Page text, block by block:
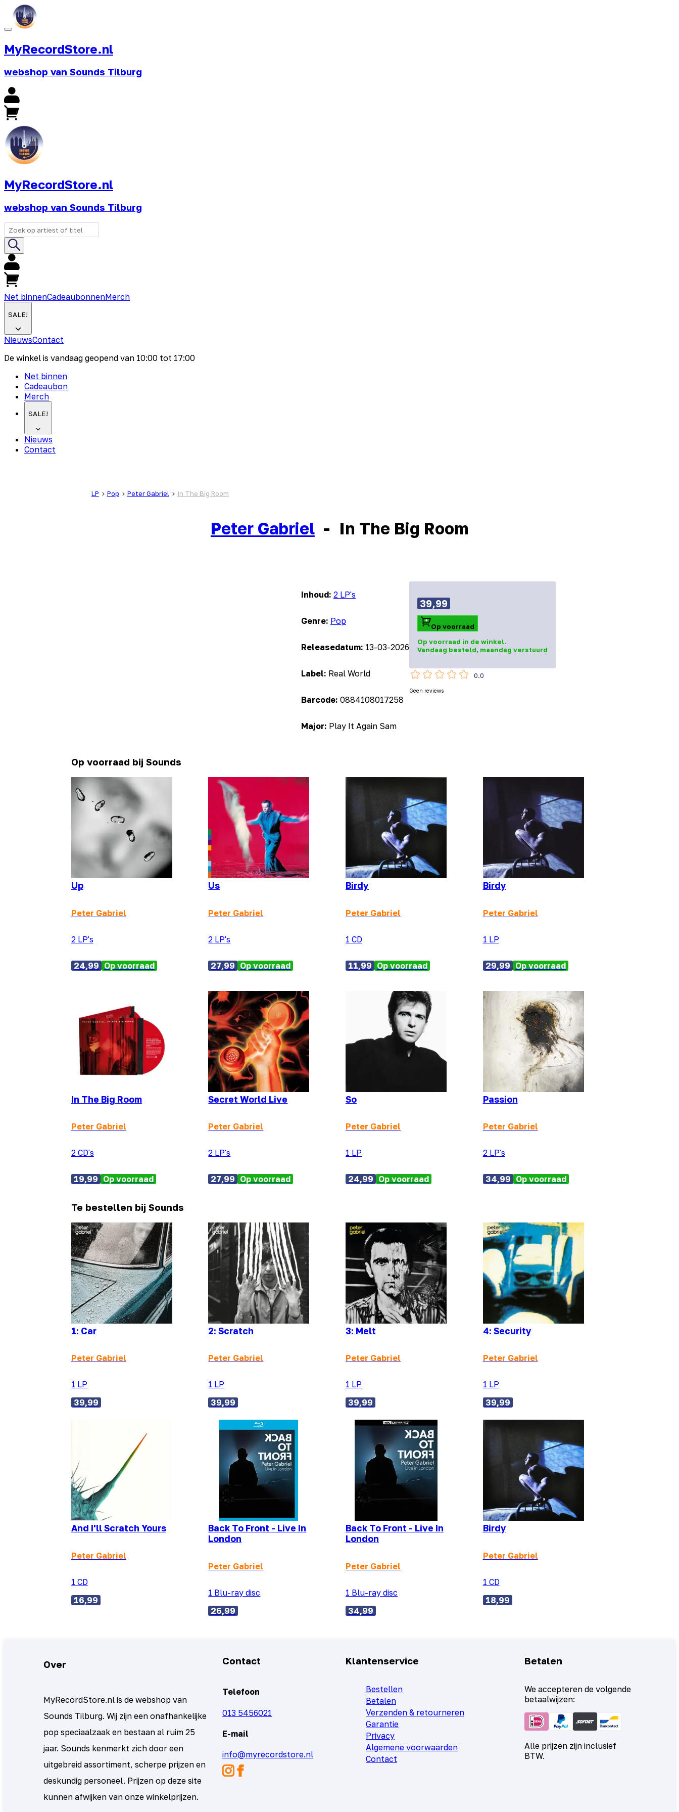
MyRecordStore.nl
webshop van Sounds Tilburg
MyRecordStore.nl
webshop van Sounds Tilburg
Net binnenCadeaubonnenMerch
SALE!
NieuwsContact
De winkel is vandaag geopend van 10:00 tot 17:00
Net binnen
Cadeaubon
Merch
SALE!
Nieuws
Contact
LP Pop Peter Gabriel In The Big Room
Peter Gabriel- In The Big Room
Inhoud: 2 LP's
Genre: Pop
Releasedatum: 13-03-2026
Label: Real World
Barcode: 0884108017258
Major: Play It Again Sam
39,99
Op voorraad
Op voorraad in de winkel.
Vandaag besteld, maandag verstuurd
0.0
Geen reviews
Op voorraad bij Sounds
Up
Peter Gabriel
2 LP's
24,99 Op voorraad
Us
Peter Gabriel
2 LP's
27,99 Op voorraad
Birdy
Peter Gabriel
1 CD
11,99 Op voorraad
Birdy
Peter Gabriel
1 LP
29,99 Op voorraad
In The Big Room
Peter Gabriel
2 CD's
19,99 Op voorraad
Secret World Live
Peter Gabriel
2 LP's
27,99 Op voorraad
So
Peter Gabriel
1 LP
24,99 Op voorraad
Passion
Peter Gabriel
2 LP's
34,99 Op voorraad
Te bestellen bij Sounds
1: Car
Peter Gabriel
1 LP
39,99
2: Scratch
Peter Gabriel
1 LP
39,99
3: Melt
Peter Gabriel
1 LP
39,99
4: Security
Peter Gabriel
1 LP
39,99
And I'll Scratch Yours
Peter Gabriel
1 CD
16,99
Back To Front - Live In
London
Peter Gabriel
1 Blu-ray disc
26,99
Back To Front - Live In
London
Peter Gabriel
1 Blu-ray disc
34,99
Birdy
Peter Gabriel
1 CD
18,99
Over
MyRecordStore.nl is de webshop van
Sounds Tilburg. Wij zijn een onafhankelijke
pop speciaalzaak en bestaan al ruim 25
jaar. Sounds kenmerkt zich door een
uitgebreid assortiment, scherpe prijzen en
deskundig personeel. Prijzen op deze site
kunnen afwijken van onze winkelprijzen.
Contact
Telefoon
013 5456021
E-mail
info@myrecordstore.nl
Klantenservice
Bestellen
Betalen
Verzenden & retourneren
Garantie
Privacy
Algemene voorwaarden
Contact
Betalen
We accepteren de volgende
betaalwijzen:
Alle prijzen zijn inclusief
BTW.